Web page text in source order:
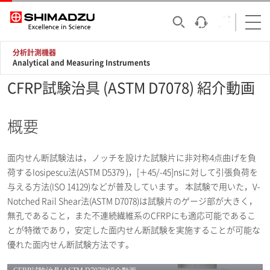
分析計測機器
Analytical and Measuring Instruments
CFRP試験治具 (ASTM D7078) 紹介動画
概要
面内せん断試験法は，ノッチを設けた試験片に非対称4点曲げを負
荷するIosipescu法(ASTM D5379 )，[＋45/-45]nsに対して引張負荷を
与える方法(ISO 14129)などが普及しています。 本試験で用いた，V-
Notched Rail Shear法(ASTM D7078)は試験片のゲージ部が大きく，
無孔であること，また不連続繊維系のCFRPにも適応可能であるこ
とが特徴であり，安定した面内せん断試験を実施することが可能な
優れた面内せん断試験方法です。